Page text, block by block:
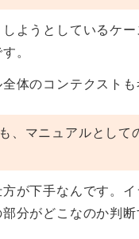
ようとしているケ
。
体のコンテクストも
、マニュアルとし
が下手なんです。
分がどこなのか判断